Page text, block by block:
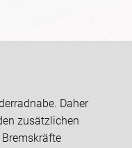
Daher
zusätzlichen